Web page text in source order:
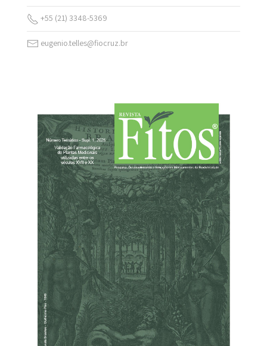
+55 (21) 3348-5369
eugenio.telles@fiocruz.br